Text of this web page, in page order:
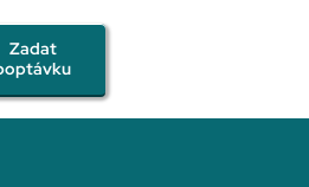
Zadat